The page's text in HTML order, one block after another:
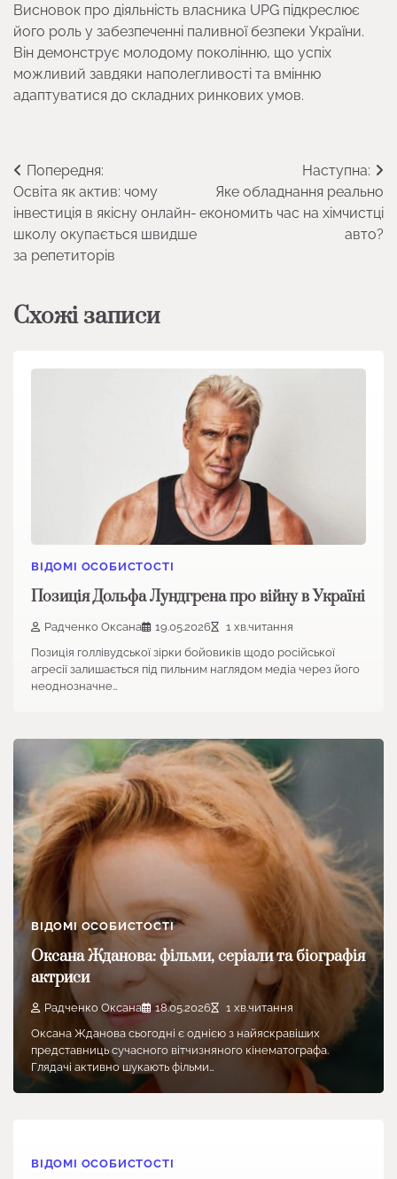
Висновок про діяльність власника UPG підкреслює
його роль у забезпеченні паливної безпеки України.
Він демонструє молодому поколінню, що успіх
можливий завдяки наполегливості та вмінню
адаптуватися до складних ринкових умов.
Навігація
записів
Попередня:
Освіта як актив: чому
інвестиція в якісну онлайн-
школу окупається швидше
за репетиторів
Наступна:
Яке обладнання реально
економить час на хімчистці
авто?
Схожі записи
ВІДОМІ ОСОБИСТОСТІ
Позиція Дольфа Лундгрена про війну в Україні
Радченко Оксана 19.05.2026
1 хв.читання
Позиція голлівудської зірки бойовиків щодо російської
агресії залишається під пильним наглядом медіа через його
неоднозначне…
ВІДОМІ ОСОБИСТОСТІ
Оксана Жданова: фільми, серіали та біографія
актриси
Радченко Оксана 18.05.2026
1 хв.читання
Оксана Жданова сьогодні є однією з найяскравіших
представниць сучасного вітчизняного кінематографа.
Глядачі активно шукають фільми…
ВІДОМІ ОСОБИСТОСТІ